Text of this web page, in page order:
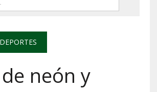
DEPORTES
neón y